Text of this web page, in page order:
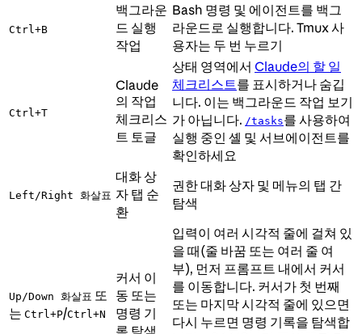
Ctrl+B
백그라운
드 실행
작업
Bash 명령 및 에이전트를 백그
라운드로 실행합니다. Tmux 사
용자는 두 번 누르기
Ctrl+T
Claude
의 작업
체크리스
트 토글
상태 영역에서 Claude의 할 일
체크리스트를 표시하거나 숨깁
니다. 이는 백그라운드 작업 보기
가 아닙니다. /tasks를 사용하여
실행 중인 셸 및 서브에이전트를
확인하세요
Left/Right 화살표
대화 상
자 탭 순
환
권한 대화 상자 및 메뉴의 탭 간
탐색
Up/Down 화살표 또
는 Ctrl+P/Ctrl+N
커서 이
동 또는
명령 기
록 탐색
입력이 여러 시각적 줄에 걸쳐 있
을 때(줄 바꿈 또는 여러 줄 여
부), 먼저 프롬프트 내에서 커서
를 이동합니다. 커서가 첫 번째
또는 마지막 시각적 줄에 있으면
다시 누르면 명령 기록을 탐색합